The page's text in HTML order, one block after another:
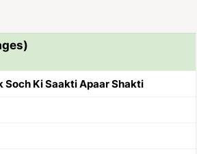
Soch Ki Saakti Apaar Shakti